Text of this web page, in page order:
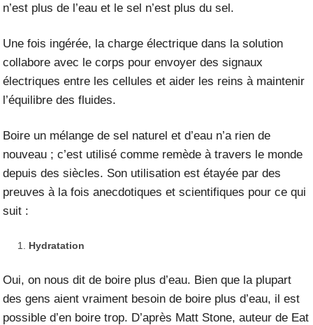
n’est plus de l’eau et le sel n’est plus du sel.
Une fois ingérée, la charge électrique dans la solution
collabore avec le corps pour envoyer des signaux
électriques entre les cellules et aider les reins à maintenir
l’équilibre des fluides.
Boire un mélange de sel naturel et d’eau n’a rien de
nouveau ; c’est utilisé comme remède à travers le monde
depuis des siècles. Son utilisation est étayée par des
preuves à la fois anecdotiques et scientifiques pour ce qui
suit :
Hydratation
Oui, on nous dit de boire plus d’eau. Bien que la plupart
des gens aient vraiment besoin de boire plus d’eau, il est
possible d’en boire trop. D’après Matt Stone, auteur de Eat